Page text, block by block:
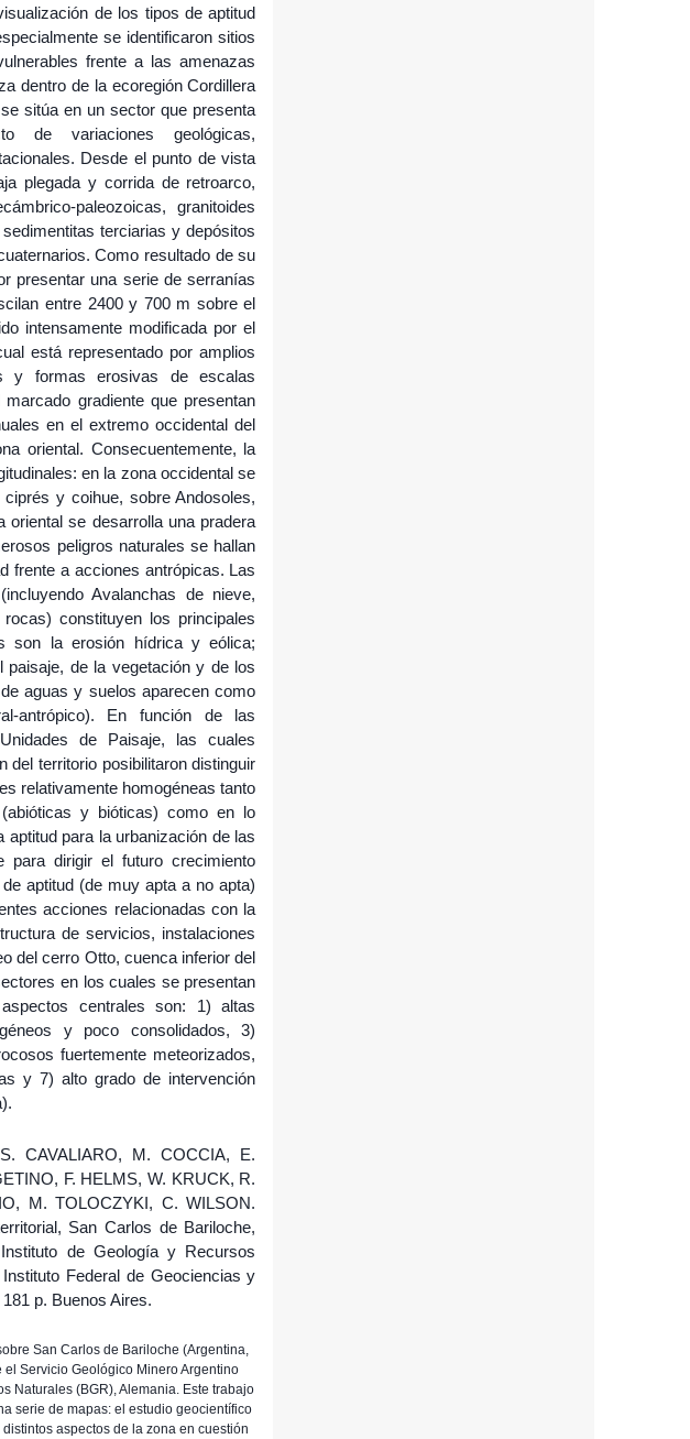
de los tipos de aptitud
se identificaron sitios
frente a las amenazas
dentro de la ecoregión Cordillera
sitúa en un sector que presenta
de variaciones geológicas,
Desde el punto de vista
plegada y corrida de retroarco,
paleozoicas, granitoides
terciarias y depósitos
Como resultado de su
presentar una serie de serranías
entre 2400 y 700 m sobre el
intensamente modificada por el
está representado por amplios
y formas erosivas de escalas
gradiente que presentan
en el extremo occidental del
oriental. Consecuentemente, la
en la zona occidental se
y coihue, sobre Andosoles,
se desarrolla una pradera
peligros naturales se hallan
frente a acciones antrópicas. Las
Avalanchas de nieve,
constituyen los principales
son la erosión hídrica y eólica;
de la vegetación y de los
aguas y suelos aparecen como
antrópico). En función de las
de Paisaje, las cuales
territorio posibilitaron distinguir
relativamente homogéneas tanto
y bióticas) como en lo
para la urbanización de las
para dirigir el futuro crecimiento
aptitud (de muy apta a no apta)
acciones relacionadas con la
de servicios, instalaciones
del cerro Otto, cuenca inferior del
en los cuales se presentan
centrales son: 1) altas
y poco consolidados, 3)
fuertemente meteorizados,
y 7) alto grado de intervención
CAVALIARO, M. COCCIA, E.
F. HELMS, W. KRUCK, R.
M. TOLOCZYKI, C. WILSON.
San Carlos de Bariloche,
de Geología y Recursos
Federal de Geociencias y
p. Buenos Aires.
San Carlos de Bariloche (Argentina,
Servicio Geológico Minero Argentino
Naturales (BGR), Alemania. Este trabajo
serie de mapas: el estudio geocientífico
aspectos de la zona en cuestión